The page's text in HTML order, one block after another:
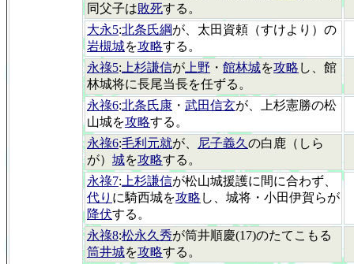
同父子は敗死する。
大永5:北条氏綱が、太田資頼（すけより）の
岩槻城を攻略する。
永祿5: 上杉謙信が 上野 ・ 館林城を攻略 し、館
林城将に長尾当長を任ずる。
永祿6:北条氏康 ・ 武田信玄が、上杉憲勝の松
山城を攻略する。
永祿6:毛利元就が、 尼子義久 の白鹿（しら
が） 城を攻略する。
永祿7: 上杉謙信が松山城援護に間に合わず、
代り に騎西城を攻略 し、城将・小田伊賀らが
降伏する。
永祿8:松永久秀が筒井順慶(17)のたてこもる
筒井城を攻略する。